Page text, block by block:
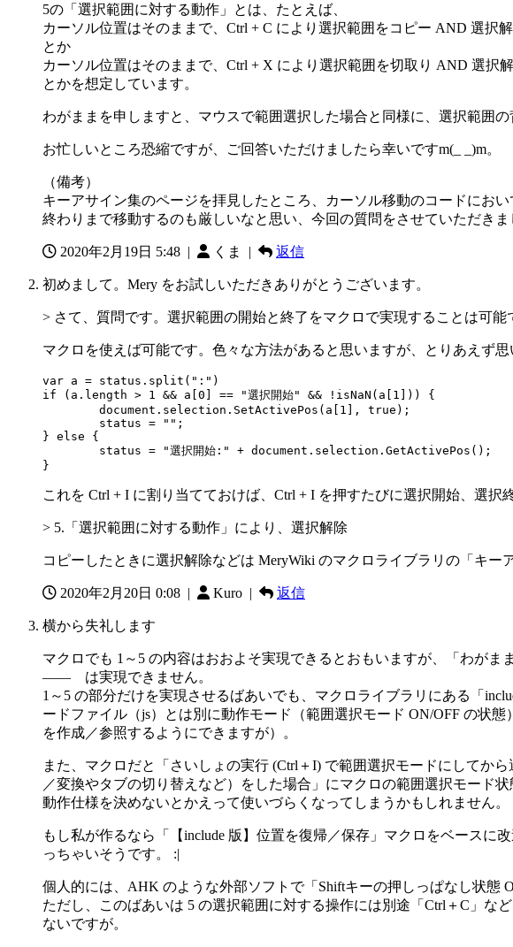
5の「選択範囲に対する動作」とは、たとえば、
カーソル位置はそのままで、Ctrl + C により選択範囲をコピー AND 選択
とか
カーソル位置はそのままで、Ctrl + X により選択範囲を切取り AND 選択
とかを想定しています。
わがままを申しますと、マウスで範囲選択した場合と同様に、選択範囲の
お忙しいところ恐縮ですが、ご回答いただけましたら幸いですm(_ _)m。
（備考）
キーアサイン集のページを拝見したところ、カーソル移動のコードにお
終わりまで移動するのも厳しいなと思い、今回の質問をさせていただきま
2020年2月19日 5:48 | くま | 返信
初めまして。Mery をお試しいただきありがとうございます。
> さて、質問です。選択範囲の開始と終了をマクロで実現することは可能
マクロを使えば可能です。色々な方法があると思いますが、とりあえず思
var a = status.split(":")
if (a.length > 1 && a[0] == "選択開始" && !isNaN(a[1])) {
} else {
}
これを Ctrl + I に割り当てておけば、Ctrl + I を押すたびに選択開始、選
> 5.「選択範囲に対する動作」により、選択解除
コピーしたときに選択解除などは MeryWiki のマクロライブラリの「キ
2020年2月20日 0:08 | Kuro | 返信
横から失礼します
マクロでも 1～5 の内容はおおよそ実現できるとおもいますが、「わが
―― は実現できません。
1～5 の部分だけを実現させるばあいでも、マクロライブラリにある「
ードファイル（js）とは別に動作モード（範囲選択モード ON/OFF の状
を作成／参照するようにできますが）。
また、マクロだと「さいしょの実行 (Ctrl＋I) で範囲選択モードにしてか
／変換やタブの切り替えなど）をした場合」にマクロの範囲選択モード
動作仕様を決めないとかえって使いづらくなってしまうかもしれません。
もし私が作るなら「【include 版】位置を復帰／保存」マクロをベース
っちゃいそうです。 :|
個人的には、AHK のような外部ソフトで「Shiftキーの押しっぱなし状態
ただし、このばあいは 5 の選択範囲に対する操作には別途「Ctrl＋C」
ないですが。